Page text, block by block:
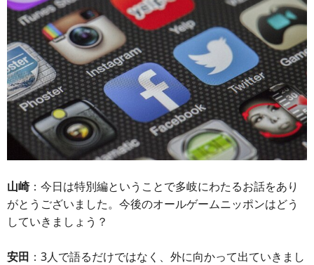
山崎：今日は特別編ということで多岐にわたるお話をあり
がとうございました。今後のオールゲームニッポンはどう
していきましょう？
安田 ：3人で語るだけではなく、外に向かって出ていきまし